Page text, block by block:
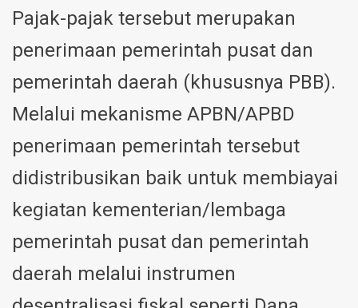
Pajak-pajak tersebut merupakan
penerimaan pemerintah pusat dan
pemerintah daerah (khususnya PBB).
Melalui mekanisme APBN/APBD
penerimaan pemerintah tersebut
didistribusikan baik untuk membiayai
kegiatan kementerian/lembaga
pemerintah pusat dan pemerintah
daerah melalui instrumen